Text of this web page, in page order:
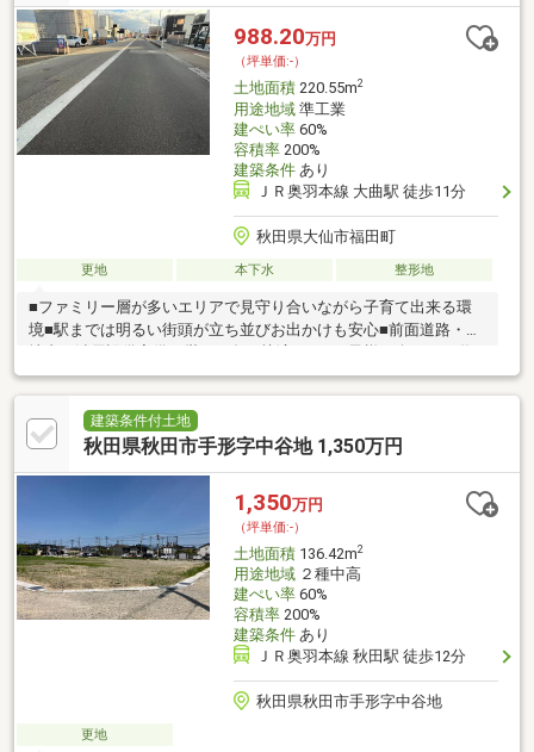
988.20万円
（坪単価:-）
土地面積220.55m2
用途地域準工業
建ぺい率60%
容積率200%
建築条件あり
ＪＲ奥羽本線 大曲駅 徒歩11分
秋田県大仙市福田町
更地 本下水 整形地
■ファミリー層が多いエリアで見守り合いながら子育て出来る環
境■駅までは明るい街頭が立ち並びお出かけも安心■前面道路・敷
地内に消雪設備完備で厳しい冬を快適に！■お子様と楽しめる遊
具も沢山そろったしあわせ公園が目の前！■国道13号まで230m秋
田方面や横手方面へのマイカー通勤もスムーズ
建築条件付土地
秋田県秋田市手形字中谷地 1,350万円
1,350万円
（坪単価:-）
土地面積136.42m2
用途地域２種中高
建ぺい率60%
容積率200%
建築条件あり
ＪＲ奥羽本線 秋田駅 徒歩12分
秋田県秋田市手形字中谷地
更地